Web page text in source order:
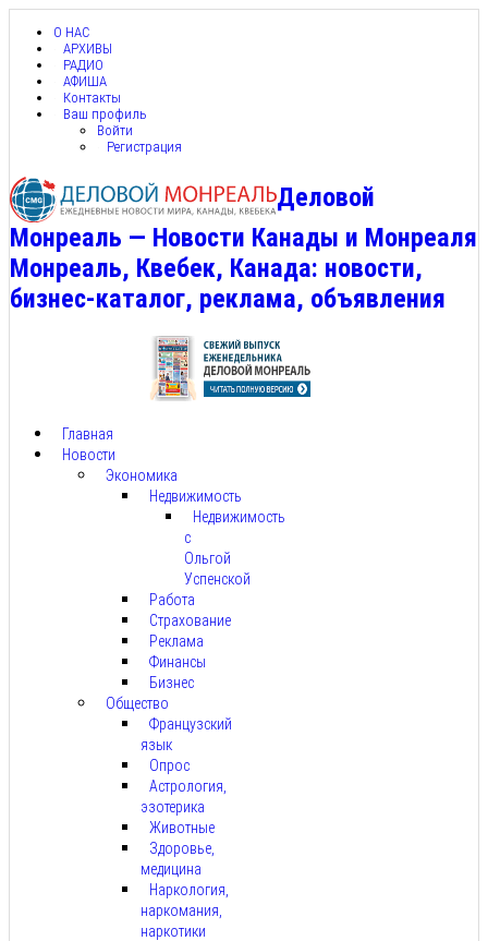
О НАС
АРХИВЫ
РАДИО
АФИША
Контакты
Ваш профиль
Войти
Регистрация
Деловой
Монреаль — Новости Канады и Монреаля
Монреаль, Квебек, Канада: новости,
бизнес-каталог, реклама, объявления
Главная
Новости
Экономика
Недвижимость
Недвижимость
с
Ольгой
Успенской
Работа
Страхование
Реклама
Финансы
Бизнес
Общество
Французский
язык
Опрос
Астрология,
эзотерика
Животные
Здоровье,
медицина
Наркология,
наркомания,
наркотики